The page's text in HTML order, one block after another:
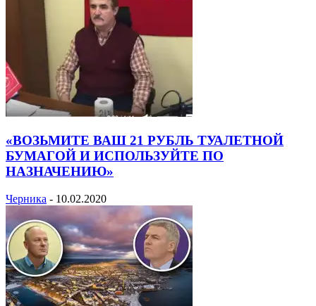
«ВОЗЬМИТЕ ВАШ 21 РУБЛЬ ТУАЛЕТНОЙ
БУМАГОЙ И ИСПОЛЬЗУЙТЕ ПО
НАЗНАЧЕНИЮ»
Черника - 10.02.2020